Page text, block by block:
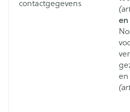
contactgegevens
en